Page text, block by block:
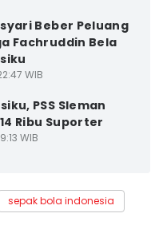
Beber Peluang
Fachruddin Bela
WIB
PSS Sleman
Ribu Suporter
WIB
sepak bola indonesia